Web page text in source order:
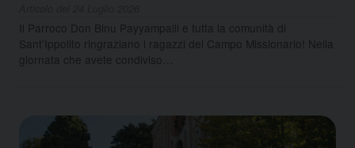
Il Parroco Don Binu Payyampalli e tutta la comunità di
Sant’Ippolito ringraziano i ragazzi del Campo Missionario! Nella
giornata che avete condiviso…